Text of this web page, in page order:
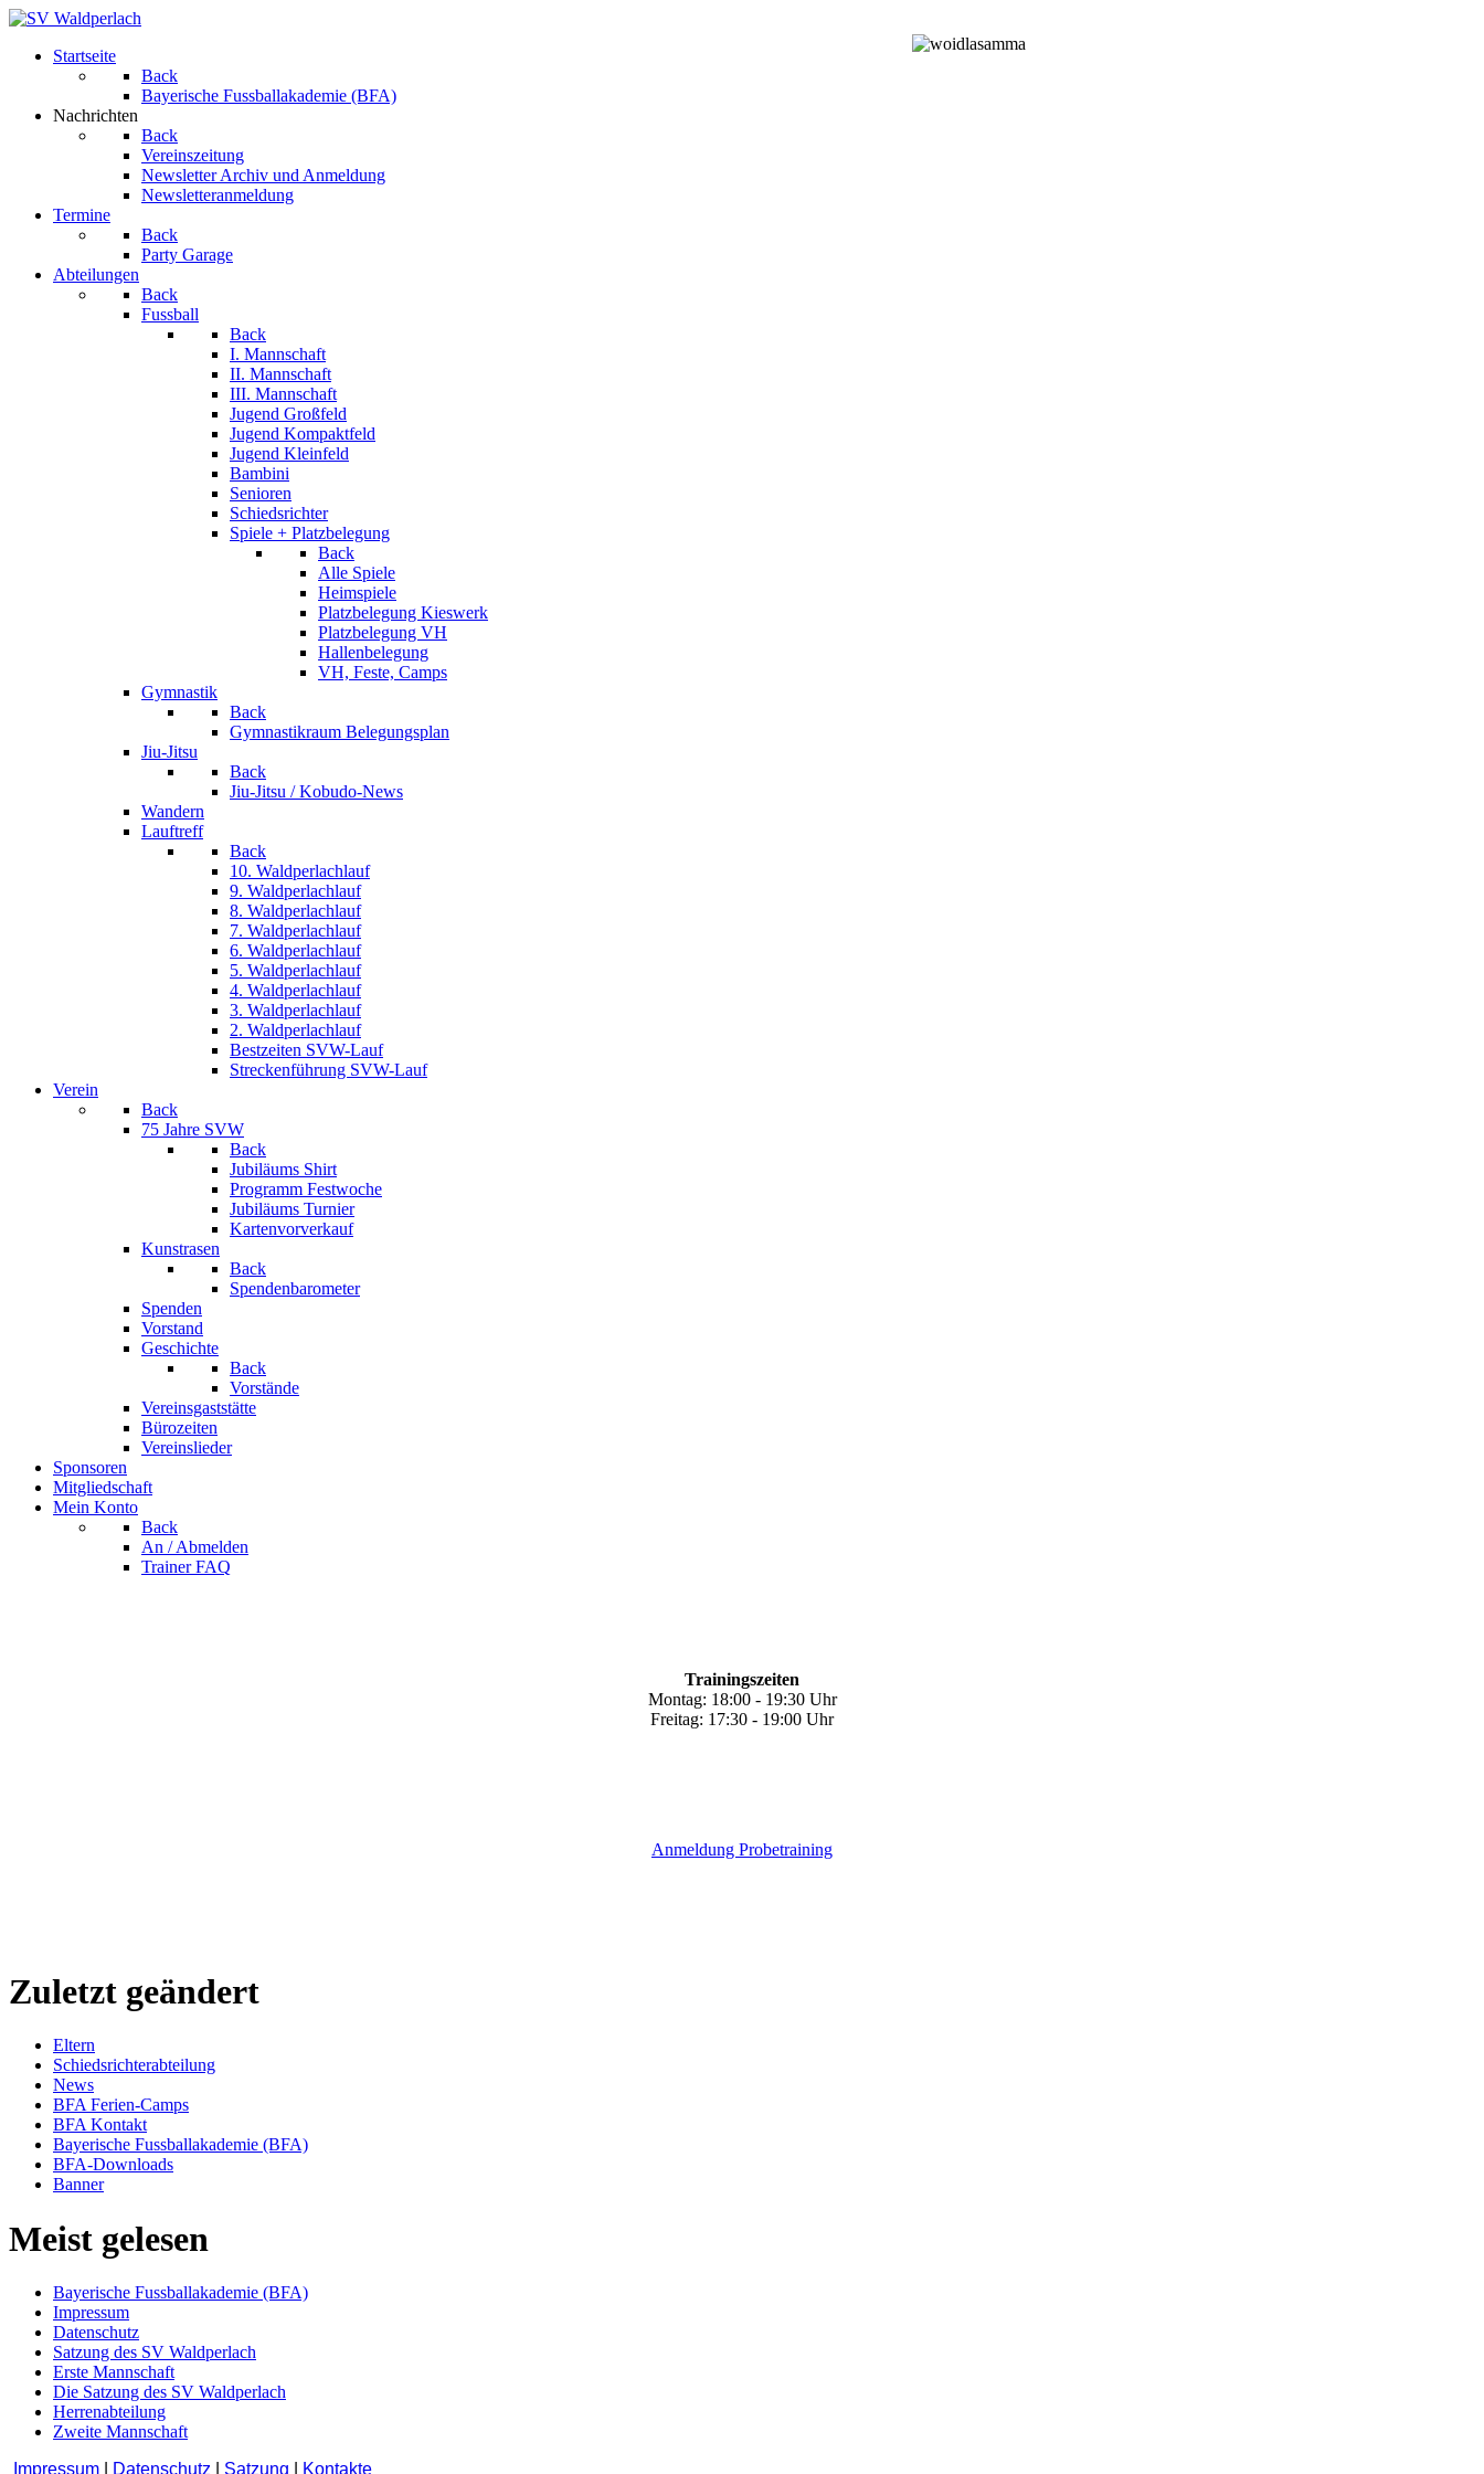
Startseite
Back
Bayerische Fussballakademie (BFA)
Nachrichten
Back
Vereinszeitung
Newsletter Archiv und Anmeldung
Newsletteranmeldung
Termine
Back
Party Garage
Abteilungen
Back
Fussball
Back
I. Mannschaft
II. Mannschaft
III. Mannschaft
Jugend Großfeld
Jugend Kompaktfeld
Jugend Kleinfeld
Bambini
Senioren
Schiedsrichter
Spiele + Platzbelegung
Back
Alle Spiele
Heimspiele
Platzbelegung Kieswerk
Platzbelegung VH
Hallenbelegung
VH, Feste, Camps
Gymnastik
Back
Gymnastikraum Belegungsplan
Jiu-Jitsu
Back
Jiu-Jitsu / Kobudo-News
Wandern
Lauftreff
Back
10. Waldperlachlauf
9. Waldperlachlauf
8. Waldperlachlauf
7. Waldperlachlauf
6. Waldperlachlauf
5. Waldperlachlauf
4. Waldperlachlauf
3. Waldperlachlauf
2. Waldperlachlauf
Bestzeiten SVW-Lauf
Streckenführung SVW-Lauf
Verein
Back
75 Jahre SVW
Back
Jubiläums Shirt
Programm Festwoche
Jubiläums Turnier
Kartenvorverkauf
Kunstrasen
Back
Spendenbarometer
Spenden
Vorstand
Geschichte
Back
Vorstände
Vereinsgaststätte
Bürozeiten
Vereinslieder
Sponsoren
Mitgliedschaft
Mein Konto
Back
An / Abmelden
Trainer FAQ
Trainingszeiten
Montag: 18:00 - 19:30 Uhr
Freitag: 17:30 - 19:00 Uhr
Anmeldung Probetraining
Zuletzt geändert
Eltern
Schiedsrichterabteilung
News
BFA Ferien-Camps
BFA Kontakt
Bayerische Fussballakademie (BFA)
BFA-Downloads
Banner
Meist gelesen
Bayerische Fussballakademie (BFA)
Impressum
Datenschutz
Satzung des SV Waldperlach
Erste Mannschaft
Die Satzung des SV Waldperlach
Herrenabteilung
Zweite Mannschaft
Impressum
Datenschutz Satzung Kontakte